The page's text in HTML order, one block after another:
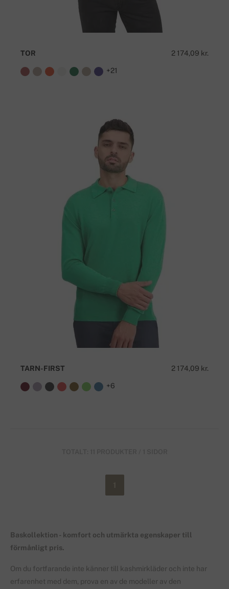
2 174,09 kr.
TOR
+21
2 174,09 kr.
TARN-FIRST
+6
Baskollektion - komfort och utmärkta egenskaper till
förmånligt pris.
Om du fortfarande inte känner till kashmirkläder och inte har
erfarenhet med dem, prova en av de modeller av den